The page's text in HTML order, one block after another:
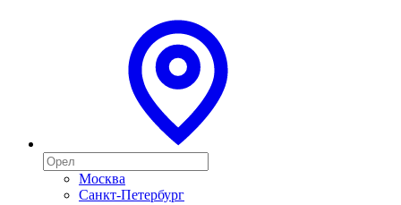
Москва
Санкт-Петербург